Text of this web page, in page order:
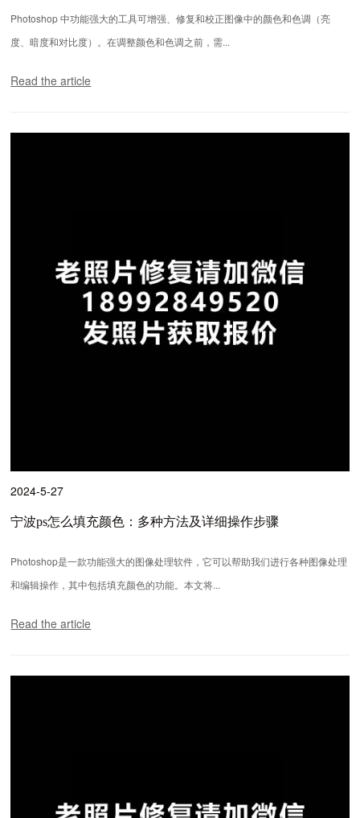
Photoshop 中功能强大的工具可增强、修复和校正图像中的颜色和色调（亮
度、暗度和对比度）。在调整颜色和色调之前，需...
Read the article
2024-5-27
宁波ps怎么填充颜色：多种方法及详细操作步骤
Photoshop是一款功能强大的图像处理软件，它可以帮助我们进行各种图像处理
和编辑操作，其中包括填充颜色的功能。本文将...
Read the article